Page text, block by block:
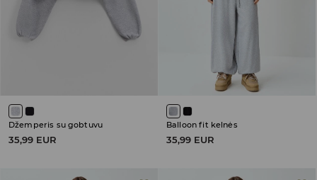
Džemperis su gobtuvu
35,99 EUR
Balloon fit kelnės
35,99 EUR